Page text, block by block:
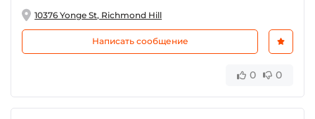
10376 Yonge St, Richmond Hill
Написать сообщение
0 0